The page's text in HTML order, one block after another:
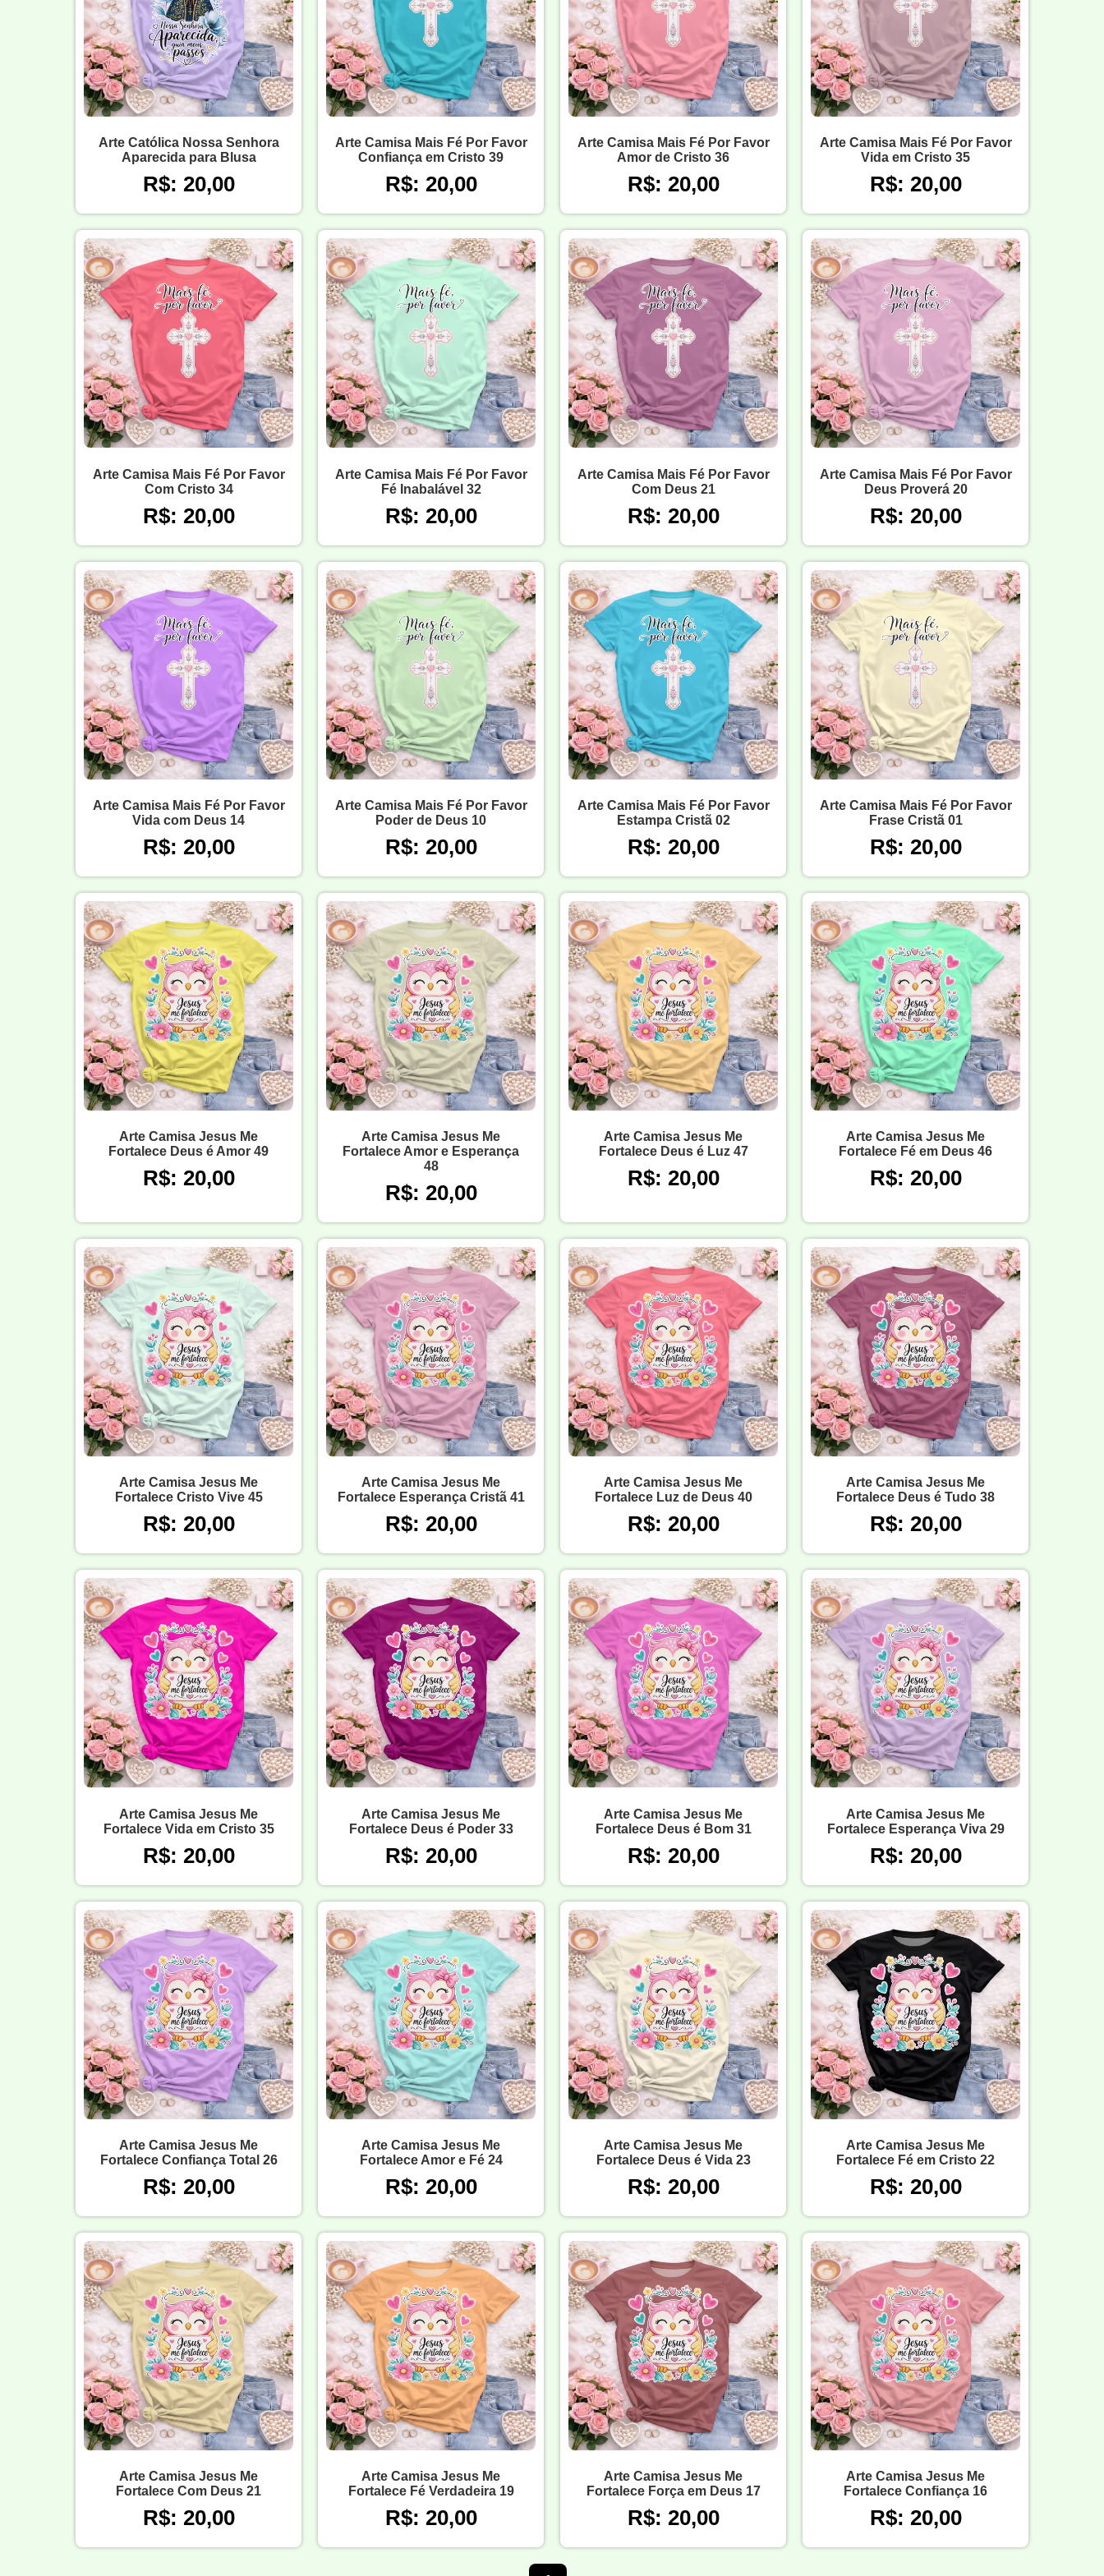
Arte Católica Nossa Senhora
Aparecida para Blusa
R$: 20,00
Arte Camisa Mais Fé Por Favor
Confiança em Cristo 39
R$: 20,00
Arte Camisa Mais Fé Por Favor
Amor de Cristo 36
R$: 20,00
Arte Camisa Mais Fé Por Favor
Vida em Cristo 35
R$: 20,00
Arte Camisa Mais Fé Por Favor
Com Cristo 34
R$: 20,00
Arte Camisa Mais Fé Por Favor
Fé Inabalável 32
R$: 20,00
Arte Camisa Mais Fé Por Favor
Com Deus 21
R$: 20,00
Arte Camisa Mais Fé Por Favor
Deus Proverá 20
R$: 20,00
Arte Camisa Mais Fé Por Favor
Vida com Deus 14
R$: 20,00
Arte Camisa Mais Fé Por Favor
Poder de Deus 10
R$: 20,00
Arte Camisa Mais Fé Por Favor
Estampa Cristã 02
R$: 20,00
Arte Camisa Mais Fé Por Favor
Frase Cristã 01
R$: 20,00
Arte Camisa Jesus Me
Fortalece Deus é Amor 49
R$: 20,00
Arte Camisa Jesus Me
Fortalece Amor e Esperança
48
R$: 20,00
Arte Camisa Jesus Me
Fortalece Deus é Luz 47
R$: 20,00
Arte Camisa Jesus Me
Fortalece Fé em Deus 46
R$: 20,00
Arte Camisa Jesus Me
Fortalece Cristo Vive 45
R$: 20,00
Arte Camisa Jesus Me
Fortalece Esperança Cristã 41
R$: 20,00
Arte Camisa Jesus Me
Fortalece Luz de Deus 40
R$: 20,00
Arte Camisa Jesus Me
Fortalece Deus é Tudo 38
R$: 20,00
Arte Camisa Jesus Me
Fortalece Vida em Cristo 35
R$: 20,00
Arte Camisa Jesus Me
Fortalece Deus é Poder 33
R$: 20,00
Arte Camisa Jesus Me
Fortalece Deus é Bom 31
R$: 20,00
Arte Camisa Jesus Me
Fortalece Esperança Viva 29
R$: 20,00
Arte Camisa Jesus Me
Fortalece Confiança Total 26
R$: 20,00
Arte Camisa Jesus Me
Fortalece Amor e Fé 24
R$: 20,00
Arte Camisa Jesus Me
Fortalece Deus é Vida 23
R$: 20,00
Arte Camisa Jesus Me
Fortalece Fé em Cristo 22
R$: 20,00
Arte Camisa Jesus Me
Fortalece Com Deus 21
R$: 20,00
Arte Camisa Jesus Me
Fortalece Fé Verdadeira 19
R$: 20,00
Arte Camisa Jesus Me
Fortalece Força em Deus 17
R$: 20,00
Arte Camisa Jesus Me
Fortalece Confiança 16
R$: 20,00